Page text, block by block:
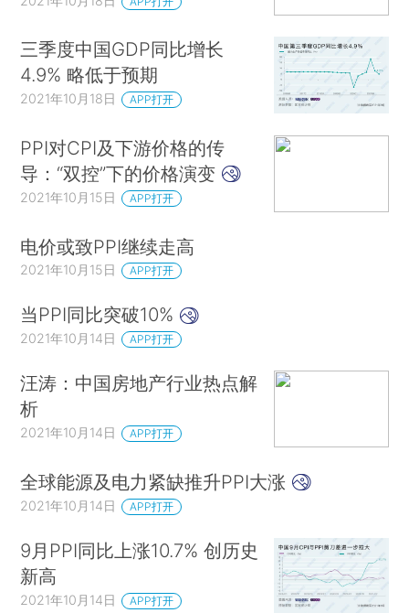
三季度中国GDP同比增长
4.9% 略低于预期
2021年10月18日 APP打开
PPI对CPI及下游价格的传
导：“双控”下的价格演变
2021年10月15日 APP打开
电价或致PPI继续走高
2021年10月15日 APP打开
当PPI同比突破10%
2021年10月14日 APP打开
汪涛：中国房地产行业热点解
析
2021年10月14日 APP打开
全球能源及电力紧缺推升PPI大涨
2021年10月14日 APP打开
9月PPI同比上涨10.7% 创历史
新高
2021年10月14日 APP打开